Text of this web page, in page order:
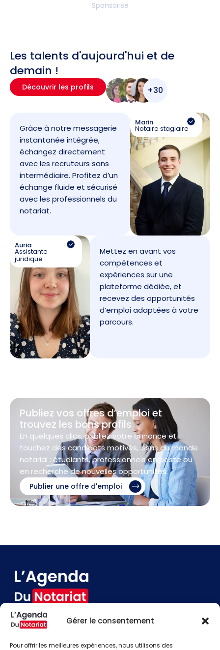
Gérer le consentement
Pour offrir les meilleures expériences, nous utilisons des
Sponsorisé
Les talents d'aujourd'hui et de
demain !
Découvrir les profils +30
Grâce à notre messagerie
instantanée intégrée,
échangez directement
avec les recruteurs sans
intermédiaire. Profitez d’un
échange fluide et sécurisé
avec les professionnels du
notariat.
Marin
Notaire stagiaire
Auria
Assistante
juridique
Mettez en avant vos
compétences et
expériences sur une
plateforme dédiée, et
recevez des opportunités
d’emploi adaptées à votre
parcours.
Publiez vos offres d’emploi et
trouvez les bons profils
En quelques clics, publiez votre annonce et
touchez des candidats motivés, issus du monde
notarial : étudiants, professionnels en poste ou
en recherche de nouvelles opportunités.
Publier une offre d'emploi
Contact